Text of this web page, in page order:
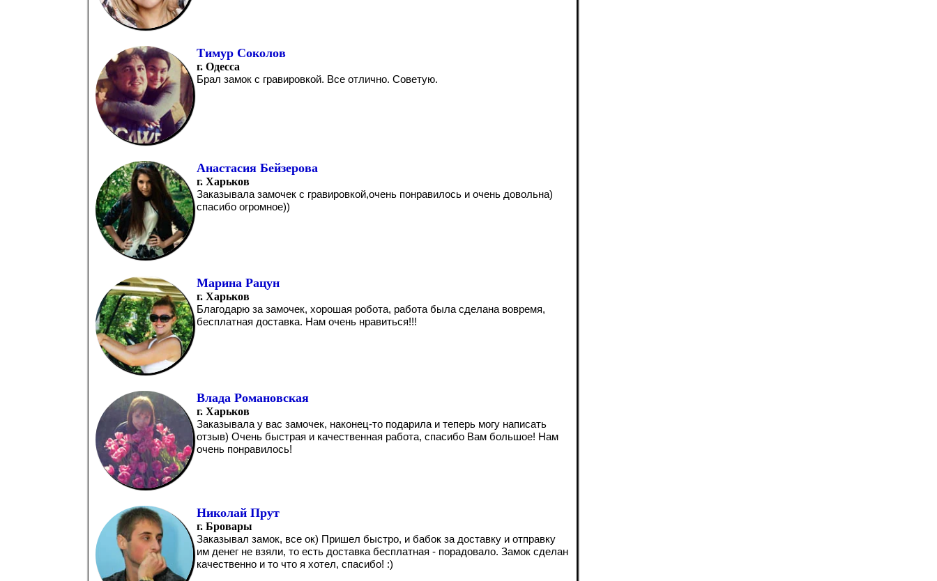
Тимур Соколов
г. Одесса
Брал замок с гравировкой. Все отлично. Советую.
Анастасия Бейзерова
г. Харьков
Заказывала замочек с гравировкой,очень понравилось и очень довольна)
спасибо огромное))
Марина Рацун
г. Харьков
Благодарю за замочек, хорошая робота, работа была сделана вовремя,
бесплатная доставка. Нам очень нравиться!!!
Влада Романовская
г. Харьков
Заказывала у вас замочек, наконец-то подарила и теперь могу написать
отзыв) Очень быстрая и качественная работа, спасибо Вам большое! Нам
очень понравилось!
Николай Прут
г. Бровары
Заказывал замок, все ок) Пришел быстро, и бабок за доставку и отправку
им денег не взяли, то есть доставка бесплатная - порадовало. Замок сделан
качественно и то что я хотел, спасибо! :)